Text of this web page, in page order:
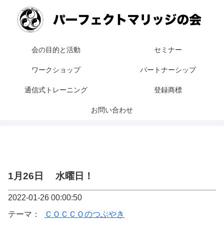
会の目的と活動 セミナー
ワークショップ パートナーシップ
通信式トレーニング 登録商標
お問い合わせ
1月26日 水曜日！
2022-01-26 00:00:50
テーマ：
ＣＯＣＣＯのつぶやき